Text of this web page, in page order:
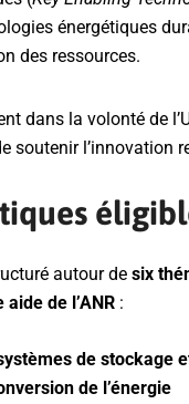
énergétiques
des ressources.
dans la volonté de
soutenir l’innovation
autour de six
de l’ANR :
de stockage
de l’énergie